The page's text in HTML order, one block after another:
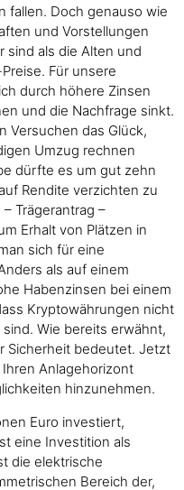
fallen. Doch genauso wie
und Vorstellungen
sind als die Alten und
Für unsere
durch höhere Zinsen
und die Nachfrage sinkt.
Versuchen das Glück,
Umzug rechnen
dürfte es um gut zehn
Rendite verzichten zu
Trägerantrag –
Erhalt von Plätzen in
sich für eine
als auf einem
Habenzinsen bei einem
Kryptowährungen nicht
Wie bereits erwähnt,
Sicherheit bedeutet. Jetzt
Anlagehorizont
hinzunehmen.
Euro investiert,
eine Investition als
die elektrische
Bereich der,